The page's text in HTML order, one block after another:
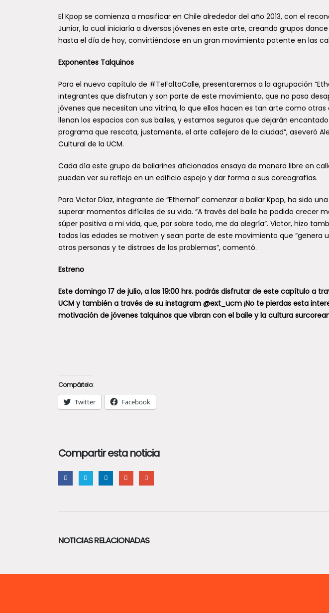
El Kpop se comienza a masificar en Chile alrededor del año 2013, con el
Junior, la cual iniciaría a diversos jóvenes en este arte, creando grupos
hasta el día de hoy, convirtiéndose en un gran movimiento potente en las
Exponentes Talquinos
Para el nuevo capítulo de #TeFaltaCalle, presentaremos a la agrupación
integrantes que disfrutan y son parte de este movimiento, que no pasa
jóvenes que necesitan una vitrina, lo que ellos hacen es tan arte como
llenan los espacios con sus bailes, y estamos seguros que dejarán
programa que rescata, justamente, el arte callejero de la ciudad”, aseveró
Cultural de la UCM.
Cada día este grupo de bailarines aficionados ensaya de manera libre en
pueden ver su reflejo en un edificio espejo y dar forma a sus coreografías.
Para Victor Díaz, integrante de “Ethernal” comenzar a bailar Kpop, ha sido
superar momentos difíciles de su vida. “A través del baile he podido crecer
súper positiva a mi vida, que, por sobre todo, me da alegría”. Victor, hizo
todas las edades se motiven y sean parte de este movimiento que “genera
otras personas y te distraes de los problemas”, comentó.
Estreno
Este domingo 17 de julio, a las 19:00 hrs. podrás disfrutar de este capítulo a
UCM y también a través de su instagram @ext_ucm ¡No te pierdas esta
motivación de jóvenes talquinos que vibran con el baile y la cultura
Compártelo:
Twitter Facebook
Compartir esta noticia
NOTICIAS RELACIONADAS